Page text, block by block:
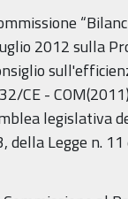
2012 sulla
CE -
legislativa
della Legge n.